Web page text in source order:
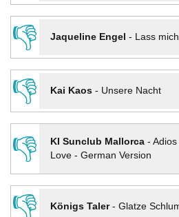
👎
Jaqueline Engel - Lass
👎
Kai Kaos- Unsere Nacht
👎
KI Sunclub Mallorca- Adios
Love - German Version
👎
Königs Taler- Glatze